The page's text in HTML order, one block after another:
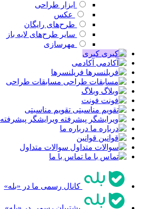
ابزار طراحی
عکس
طرح‌های رایگان
سایر طرح‌های لایه باز
مهرسازی
کبری
آکادمی
فریلنسرها
مسابقات طراحی
وبلاگ
فونت
تقویم مناسبتی
ویرایشگر پیشرفته
درباره ما
قوانین
سوالات متداول
تماس با ما
کانال رسمی ما در «بله»